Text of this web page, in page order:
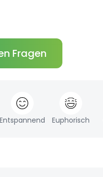
Fragen
Euphorisch